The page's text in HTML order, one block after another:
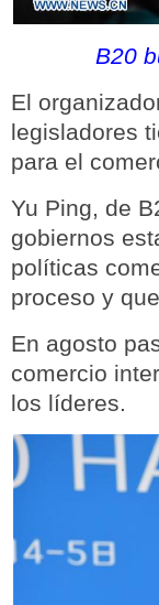
B20
El
legisladores
para el
Yu Ping, de
gobiernos
políticas
proceso y
En agosto
comercio
los líderes.